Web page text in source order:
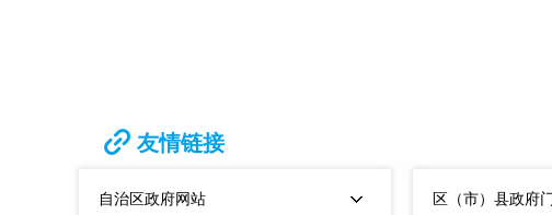
友情链接
自治区政府网站 区（市）县政府